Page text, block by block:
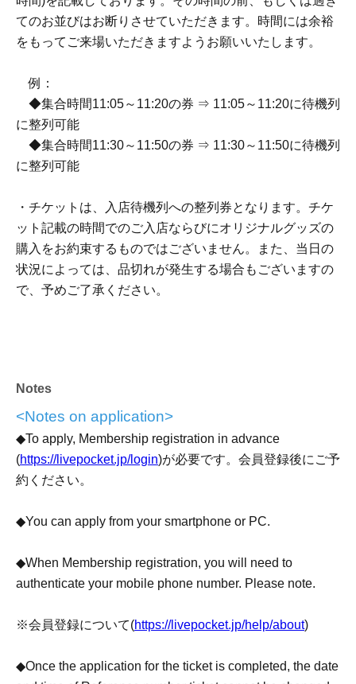
てのお並びはお断りさせていただきます。時間には余裕
をもってご来場いただきますようお願いいたします。
例：
◆集合時間11:05～11:20の券 ⇒ 11:05～11:20に待機列
に整列可能
◆集合時間11:30～11:50の券 ⇒ 11:30～11:50に待機列
に整列可能
・チケットは、入店待機列への整列券となります。チケ
ット記載の時間でのご入店ならびにオリジナルグッズの
購入をお約束するものではございません。また、当日の
状況によっては、品切れが発生する場合もございますの
で、予めご了承ください。
・オリジナルグッズの転売目的でのご購入はお断りさせ
ていただきます。転売目的と判断された場合、当該のチ
ケットは無効とさせていただき、入店をお断りさせてい
ただきます。
・お申込みには事前のライヴポケット会員登録
約ください。
ます。予めご了承ください。
Notes
<Notes on application>
◆To apply, Membership registration in advance
(https://livepocket.jp/login)が必要です。会員登録後にご予
約ください。
◆You can apply from your smartphone or PC.
◆When Membership registration, you will need to
authenticate your mobile phone number. Please note.
※会員登録について(https://livepocket.jp/help/about)
◆Once the application for the ticket is completed, the date